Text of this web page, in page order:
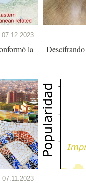
07.12.2023
la
Descifrando
07.11.2023